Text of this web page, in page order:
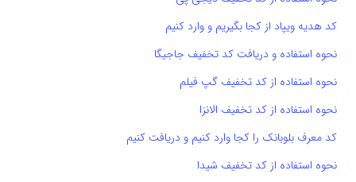
کد هدیه ویپاد از کجا بگیریم و وارد کنیم
نحوه استفاده و دریافت کد تخفیف جاجیگا
نحوه استفاده از کد تخفیف گپ فیلم
نحوه استفاده از کد تخفیف الانزا
کد معرف بلوبانک را کجا وارد کنیم و دریافت کنیم
نحوه استفاده از کد تخفیف شیدا